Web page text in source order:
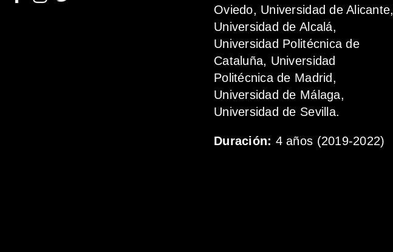
Oviedo, Universidad de Alicante,
Universidad de Alcalá,
Universidad Politécnica de
Cataluña, Universidad
Politécnica de Madrid,
Universidad de Málaga,
Universidad de Sevilla.
Duración: 4 años (2019-2022)